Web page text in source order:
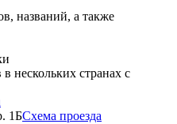
названий, а также
нескольких странах с
1БСхема проезда